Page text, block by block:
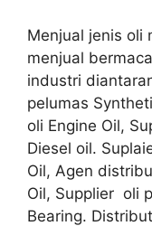
Menjual jenis oli
menjual
industri
pelumas
oli Engine Oil,
Diesel oil.
Oil, Agen
Oil, Supplier oli
Bearing.